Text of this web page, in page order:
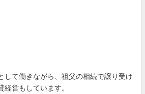
して働きながら、祖父の相続で譲り受け
経営もしています。